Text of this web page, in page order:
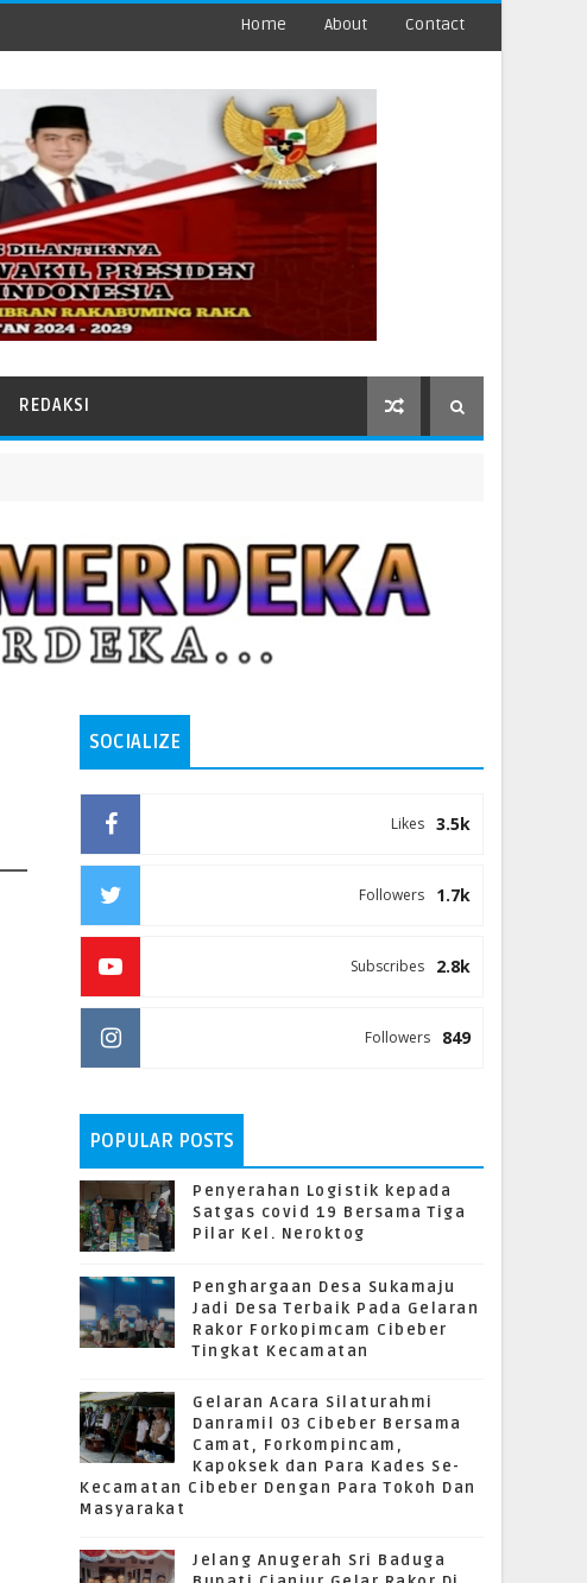
Home About Contact
REDAKSI
SOCIALIZE
3.5k
Likes
1.7k
Followers
2.8k
Subscribes
849
Followers
POPULAR POSTS
Penyerahan Logistik kepada
Satgas covid 19 Bersama Tiga
Pilar Kel. Neroktog
Penghargaan Desa Sukamaju
Jadi Desa Terbaik Pada Gelaran
Rakor Forkopimcam Cibeber
Tingkat Kecamatan
Gelaran Acara Silaturahmi
Danramil 03 Cibeber Bersama
Camat, Forkompincam,
Kapoksek dan Para Kades Se-
Kecamatan Cibeber Dengan Para Tokoh Dan
Masyarakat
Jelang Anugerah Sri Baduga